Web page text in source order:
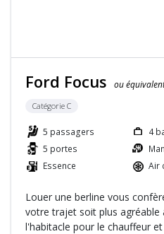
Ford Focus ou
Catégorie C
5 passagers
4
5 portes
Essence
Air
Louer une berline vous
votre trajet soit plus agréable
l'habitacle pour le chauffeur